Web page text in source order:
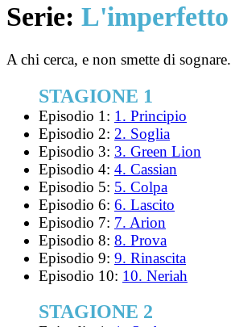
Serie: L'imperfetto
A chi cerca, e non smette di sognare.
STAGIONE 1
Episodio 1: 1. Principio
Episodio 2: 2. Soglia
Episodio 3: 3. Green Lion
Episodio 4: 4. Cassian
Episodio 5: 5. Colpa
Episodio 6: 6. Lascito
Episodio 7: 7. Arion
Episodio 8: 8. Prova
Episodio 9: 9. Rinascita
Episodio 10: 10. Neriah
STAGIONE 2